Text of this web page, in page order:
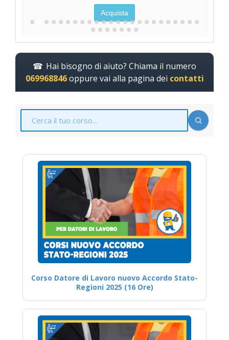
Acquista
Hai bisogno di aiuto? Chiama il numero
069968846oppure vai alla pagina dei contatti
Corso Datore di Lavoro nuovo Accordo Stato-
Regioni 2025 (16 Ore)